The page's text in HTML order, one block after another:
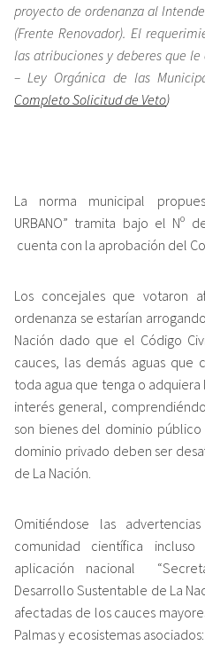
proyecto de ordenanza al
(Frente Renovador). El
las atribuciones y deberes que
– Ley Orgánica de las
Completo Solicitud de Veto)
La norma municipal
URBANO” tramita bajo el Nº
cuenta con la aprobación del
Los concejales que votaron
ordenanza se estarían
Nación dado que el Código
cauces, las demás aguas que
toda agua que tenga o
interés general,
son bienes del dominio
dominio privado deben ser
de La Nación.
Omitiéndose las
comunidad científica
aplicación nacional
Desarrollo Sustentable de La
afectadas de los cauces
Palmas y ecosistemas